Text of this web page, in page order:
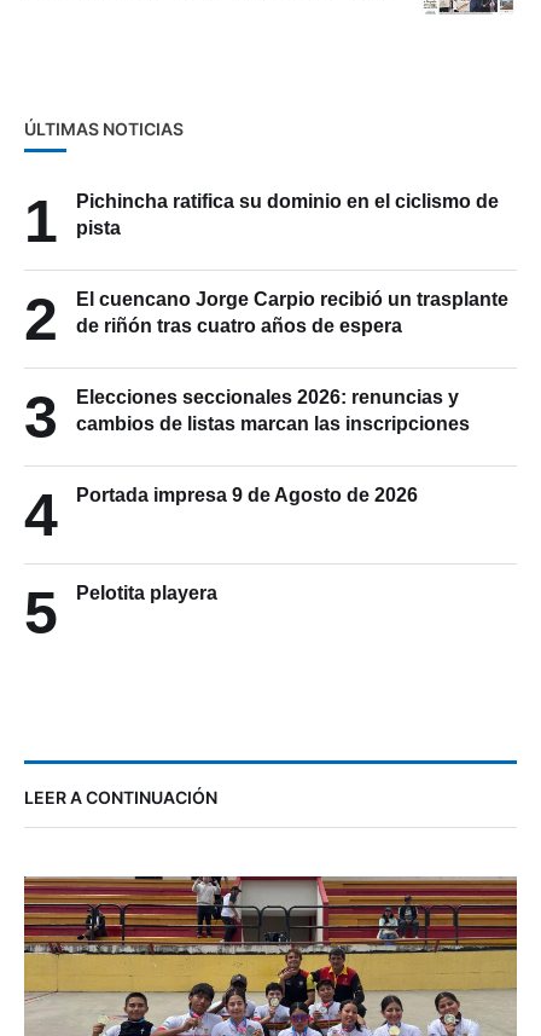
ÚLTIMAS NOTICIAS
1
Pichincha ratifica su dominio en el ciclismo de
pista
2
El cuencano Jorge Carpio recibió un trasplante
de riñón tras cuatro años de espera
3
Elecciones seccionales 2026: renuncias y
cambios de listas marcan las inscripciones
4 Portada impresa 9 de Agosto de 2026
5 Pelotita playera
LEER A CONTINUACIÓN